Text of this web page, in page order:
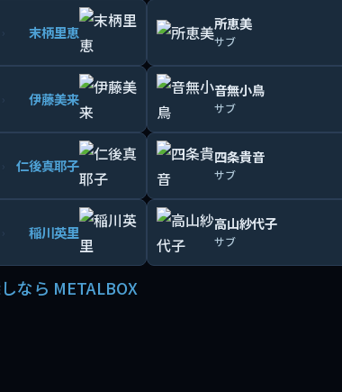
› 末柄里恵 所恵美
サブ
› 伊藤美来 音無小鳥
サブ
› 仁後真耶子 四条貴音
サブ
› 稲川英里 高山紗代子
サブ
なら METALBOX